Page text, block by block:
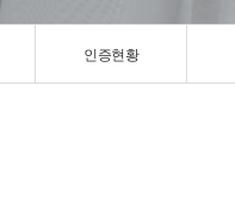
인증현황